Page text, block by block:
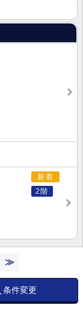
新着
2階
≫
条件変更